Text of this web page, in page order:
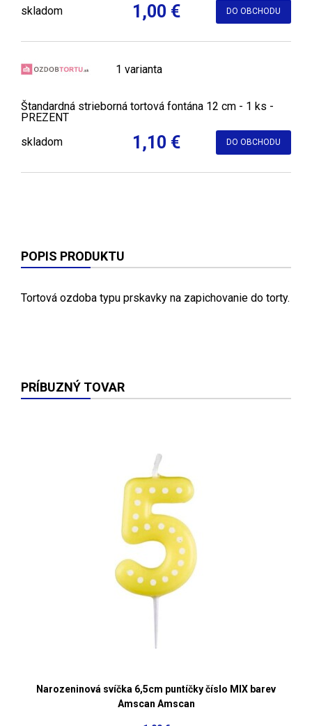
skladom
1,00 € DO OBCHODU
1 varianta
Štandardná strieborná tortová fontána 12 cm - 1 ks -
PREZENT
skladom
1,10 € DO OBCHODU
POPIS PRODUKTU
Tortová ozdoba typu prskavky na zapichovanie do torty.
PRÍBUZNÝ TOVAR
Narozeninová svíčka 6,5cm puntíčky číslo MIX barev
Amscan Amscan